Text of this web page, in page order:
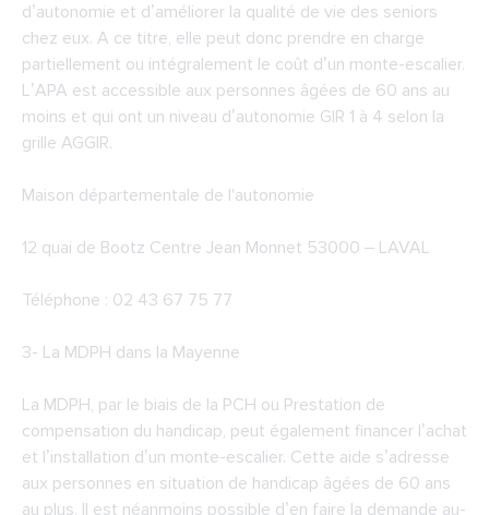
d’autonomie et d’améliorer la qualité de vie des seniors
chez eux. A ce titre, elle peut donc prendre en charge
partiellement ou intégralement le coût d’un monte-escalier.
L’APA est accessible aux personnes âgées de 60 ans au
moins et qui ont un niveau d’autonomie GIR 1 à 4 selon la
grille AGGIR.
Maison départementale de l'autonomie
12 quai de Bootz Centre Jean Monnet 53000 – LAVAL
Téléphone : 02 43 67 75 77
3- La MDPH dans la Mayenne
La MDPH, par le biais de la PCH ou Prestation de
compensation du handicap, peut également financer l’achat
et l’installation d’un monte-escalier. Cette aide s’adresse
aux personnes en situation de handicap âgées de 60 ans
au plus. Il est néanmoins possible d’en faire la demande au-